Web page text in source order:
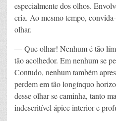
especialmente dos olhos.
cria. Ao mesmo tempo,
olhar.
— Que olhar! Nenhum é tão
tão acolhedor. Em nenhum se
Contudo, nenhum também
perdem em tão longínquo
desse olhar se caminha, tanto
indescritível ápice interior e